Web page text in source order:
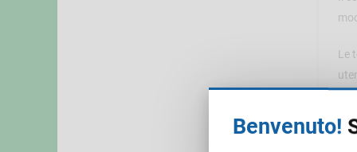
Le
Benvenuto!